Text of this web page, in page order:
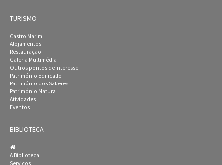
TURISMO
Castro Marim
Alojamentos
Restauração
Galeria Multimédia
Outros pontos de Interesse
Património Edificado
Património dos Saberes
Património Natural
Atividades
Eventos
BIBLIOTECA
A Biblioteca
Serviços